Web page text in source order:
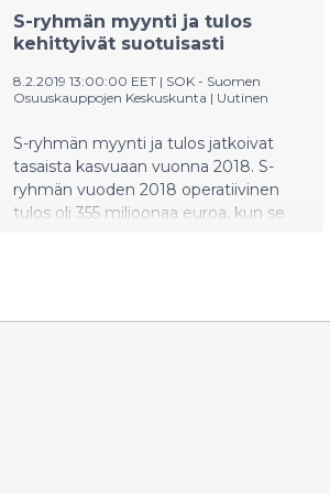
S-ryhmän myynti ja tulos
kehittyivät suotuisasti
8.2.2019 13:00:00 EET | SOK - Suomen
Osuuskauppojen Keskuskunta | Uutinen
S-ryhmän myynti ja tulos jatkoivat
tasaista kasvuaan vuonna 2018. S-
ryhmän vuoden 2018 operatiivinen
tulos oli 355 miljoonaa euroa, kun se